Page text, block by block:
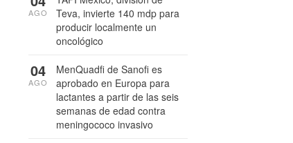
Teva, invierte 140 mdp para
producir localmente un
oncológico
AGO
MenQuadfi de Sanofi es
aprobado en Europa para
lactantes a partir de las seis
semanas de edad contra
meningococo invasivo
04
AGO